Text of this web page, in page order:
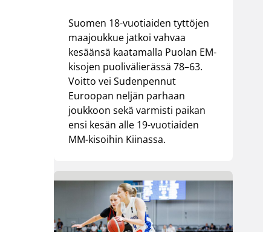
Suomen 18-vuotiaiden tyttöjen
maajoukkue jatkoi vahvaa
kesäänsä kaatamalla Puolan EM-
kisojen puolivälierässä 78–63.
Voitto vei Sudenpennut
Euroopan neljän parhaan
joukkoon sekä varmisti paikan
ensi kesän alle 19-vuotiaiden
MM-kisoihin Kiinassa.